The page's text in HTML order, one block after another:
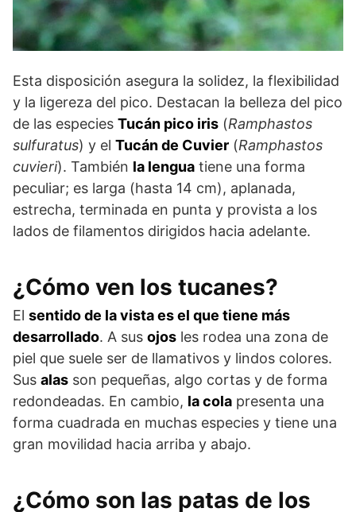
Esta disposición asegura la solidez, la flexibilidad
y la ligereza del pico. Destacan la belleza del pico
de las especies Tucán pico iris (Ramphastos
sulfuratus) y el Tucán de Cuvier (Ramphastos
cuvieri). También la lengua tiene una forma
peculiar; es larga (hasta 14 cm), aplanada,
estrecha, terminada en punta y provista a los
lados de filamentos dirigidos hacia adelante.
¿Cómo ven los tucanes?
El sentido de la vista es el que tiene más
desarrollado. A sus ojos les rodea una zona de
piel que suele ser de llamativos y lindos colores.
Sus alas son pequeñas, algo cortas y de forma
redondeadas. En cambio, la cola presenta una
forma cuadrada en muchas especies y tiene una
gran movilidad hacia arriba y abajo.
¿Cómo son las patas de los